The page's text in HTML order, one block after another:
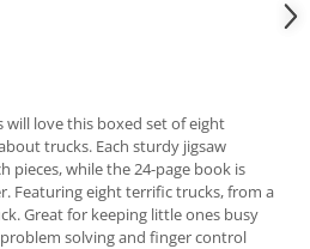
love this boxed set of eight
trucks. Each sturdy jigsaw
pieces, while the 24-page book is
Featuring eight terrific trucks, from a
Great for keeping little ones busy
solving and finger control